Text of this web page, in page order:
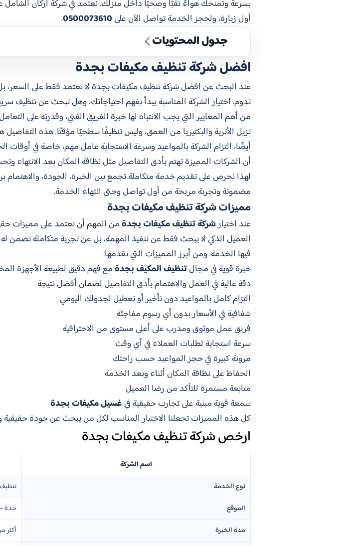
بسرعة وتمنحك هواءً نقيًا وصحيًا داخل منزلك. نعتمد في شركة اركان
أول زيارة، ولحجز الخدمة تواصل الآن على 0500073610
.
جدول المحتويات
افضل شركة تنظيف مكيفات بجدة
عند البحث عن افضل شركة تنظيف مكيفات بجدة لا تعتمد فقط على السعر،
تدوم. اختيار الشركة المناسبة يبدأ بفهم احتياجاتك، وهل تبحث عن تنظيف
من أهم المعايير التي يجب الانتباه لها خبرة الفريق الفني، وقدرته على
تزيل الأتربة والبكتيريا من العمق، وليس تنظيفًا سطحيًا مؤقتًا. هذه
أيضًا، التزام الشركة بالمواعيد وسرعة الاستجابة عامل مهم، خاصة في أوقات
أن الشركات المميزة تهتم بأدق التفاصيل مثل نظافة المكان بعد الانتهاء
لهذا نحرص على تقديم خدمة متكاملة تجمع بين الخبرة، الجودة، والاهتمام
مضمونة وتجربة مريحة من أول تواصل وحتى انتهاء الخدمة.
مميزات شركة تنظيف مكيفات بجدة
عند اختيارشركة تنظيف مكيفات بجدةمن المهم أن تعتمد على مميزات
العميل الذكي لا يبحث فقط عن تنفيذ المهمة، بل عن تجربة متكاملة تضمن له
فيها الخدمة. ومن أبرز المميزات التي نقدمها:
خبرة قوية في مجالتنظيف المكيف بجدةمع فهم دقيق لطبيعة الأجهزة
دقة عالية في العمل والاهتمام بأدق التفاصيل لضمان أفضل نتيجة
التزام كامل بالمواعيد دون تأخير أو تعطيل لجدولك اليومي
شفافية في الأسعار بدون أي رسوم مفاجئة
فريق عمل موثوق ومدرب على أعلى مستوى من الاحترافية
سرعة استجابة لطلبات العملاء في أي وقت
مرونة كبيرة في حجز المواعيد حسب راحتك
الحفاظ على نظافة المكان أثناء وبعد الخدمة
متابعة مستمرة للتأكد من رضا العميل
سمعة قوية مبنية على تجارب حقيقية في غسيل مكيفات بجدة
كل هذه المميزات تجعلنا الاختيار المناسب لكل من يبحث عن جودة
ارخص شركة تنظيف مكيفات بجدة
اسم الشركة
نوع الخدمة
الموقع
جدة –
مدة الخبرة
أكثر من 10 سنوات في مجال